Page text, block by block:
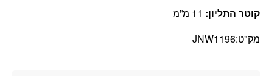
קוטר התליון:
מק"ט:JNW1196